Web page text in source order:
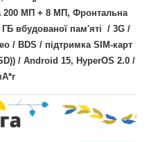
200 МП + 8 МП , Фронтальна
вбудованої пам'яті / 3G /
/ BDS / підтримка SIM-карт
/ Android 15, HyperOS 2.0 /